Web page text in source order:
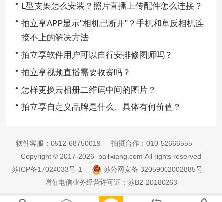
L型支架怎么安装？照片直播上传配件怎么连接？
拍立享APP显示"相机已断开"？手机和单反相机连
接不上的解决方法
拍立享软件用户可以自行安排修图师吗？
拍立享视频直播需要收费吗？
怎样更换云相册二维码中间的图片？
拍立享自定义品牌是什么、具体有何价值？
软件客服： 0512-68750019 拍摄合作： 010-52666555
Copyright © 2017-2026 pailixiang.com All rights reserved
苏ICP备17024033号-1
苏公网安备 32059002002885号
增值电信业务经营许可证：苏B2-20180263